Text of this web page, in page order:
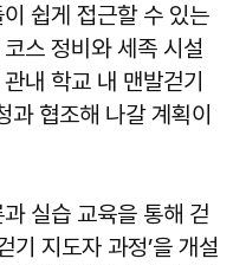
쉽게 접근할 수 있는
스 정비와 세족 시설
내 학교 내 맨발걷기
협조해 나갈 계획이
실습 교육을 통해 걷
기 지도자 과정’을 개설